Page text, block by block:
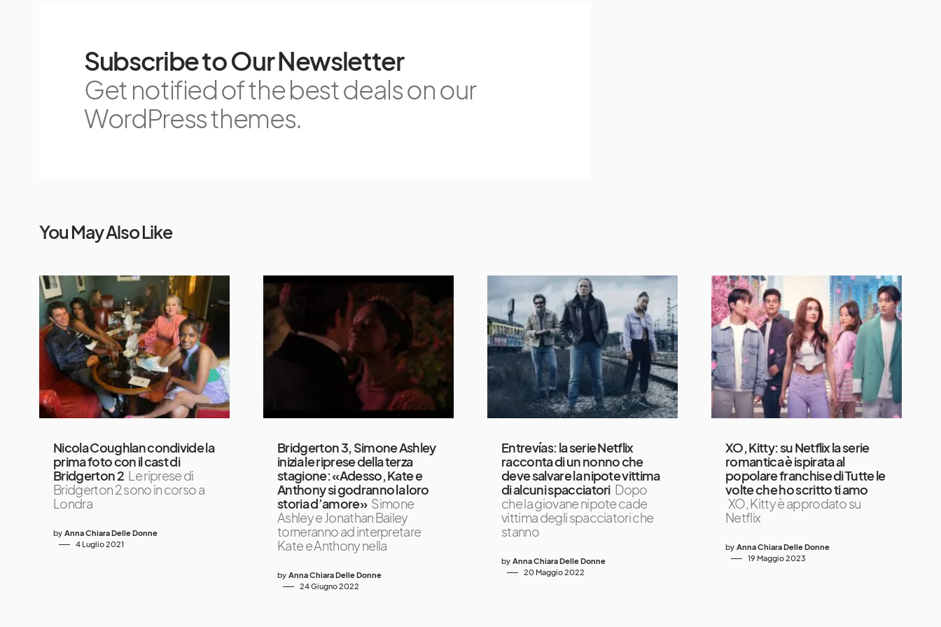
Subscribe to Our Newsletter
Get notified of the best deals on our
WordPress themes.
You May Also Like
Nicola Coughlan condivide la
prima foto con il cast di
Bridgerton 2 Le riprese di
Bridgerton 2 sono in corso a
Londra
by Anna Chiara Delle Donne
4 Luglio 2021
Bridgerton 3, Simone Ashley
inizia le riprese della terza
stagione: «Adesso, Kate e
Anthony si godranno la loro
storia d’amore» Simone
Ashley e Jonathan Bailey
torneranno ad interpretare
Kate e Anthony nella
by Anna Chiara Delle Donne
24 Giugno 2022
Entrevías: la serie Netflix
racconta di un nonno che
deve salvare la nipote vittima
di alcuni spacciatori Dopo
che la giovane nipote cade
vittima degli spacciatori che
stanno
by Anna Chiara Delle Donne
20 Maggio 2022
XO, Kitty: su Netflix la serie
romantica è ispirata al
popolare franchise di Tutte le
volte che ho scritto ti amo
XO, Kitty è approdato su
Netflix
by Anna Chiara Delle Donne
19 Maggio 2023